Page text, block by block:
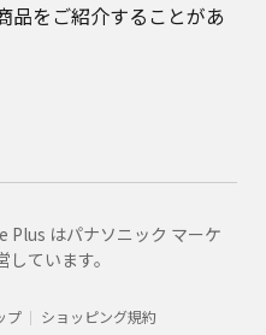
品をご紹介することがあ
はパナソニック マーケ
ています。
プ
ショッピング規約